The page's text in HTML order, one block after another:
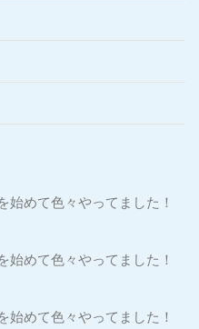
始めて色々やってました！
始めて色々やってました！
始めて色々やってました！